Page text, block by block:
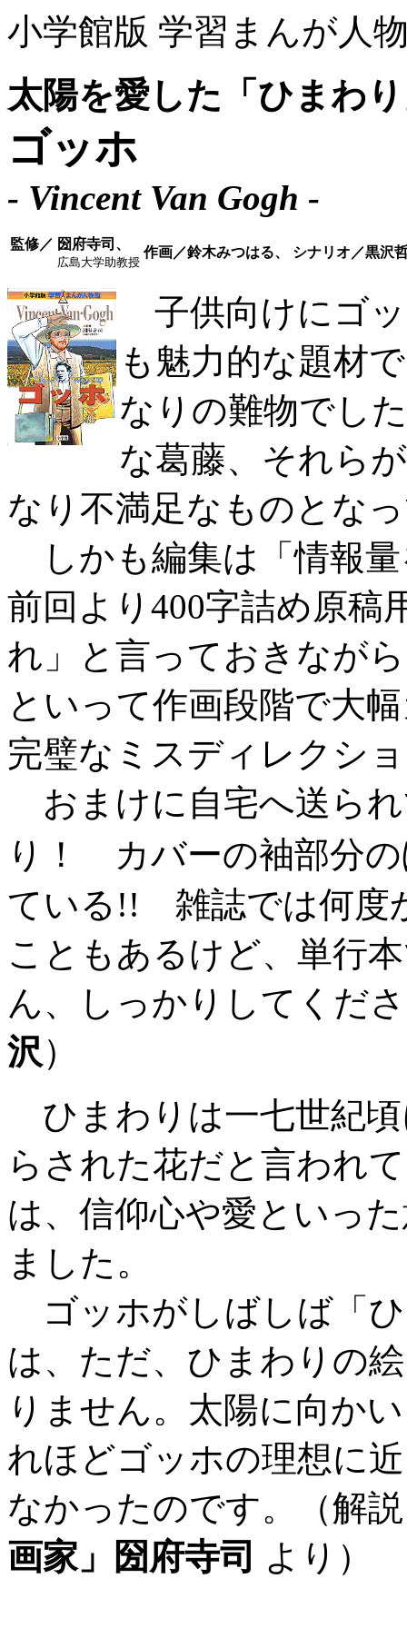
小学館版 学習まんが人
太陽を愛した「ひまわ
ゴッホ
- Vincent Van Gogh -
監修／ 圀府寺司、
広島大学助教授
作画／鈴木みつはる、 シナリオ／黒沢
子供向けにゴ
も魅力的な題材
なりの難物でし
な葛藤、それら
なり不満足なものとな
しかも編集は「情報
前回より400字詰め原稿
れ」と言っておきなが
といって作画段階で大
完璧なミスディレクシ
おまけに自宅へ送ら
り！ カバーの袖部分
ている!! 雑誌では何度
こともあるけど、単行
ん、しっかりしてくだ
沢 ）
ひまわりは一七世紀
らされた花だと言われ
は、信仰心や愛といっ
ました。
ゴッホがしばしば「
は、ただ、ひまわりの
りません。太陽に向か
れほどゴッホの理想に
なかったのです。（解説
画家」圀府寺司 より）